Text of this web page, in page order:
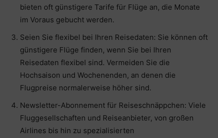
bieten oft günstigere Tarife für Flüge an, die Monate
im Voraus gebucht werden.
Seien Sie flexibel bei Ihren Reisedaten: Sie können oft
günstigere Flüge finden, wenn Sie bei Ihren
Reisedaten flexibel sind. Vermeiden Sie die
Hochsaison und Wochenenden, an denen die
Flugpreise normalerweise höher sind.
Newsletter-Abonnement für Reiseschnäppchen: Viele
Fluggesellschaften und Reiseanbieter, von großen
Airlines bis hin zu spezialisierten